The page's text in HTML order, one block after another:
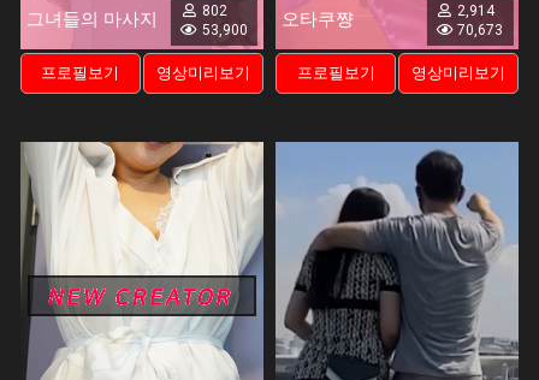
그녀들의 마사지
802
53,900
프로필보기 영상미리보기
오타쿠쨩
2,914
70,673
프로필보기 영상미리보기